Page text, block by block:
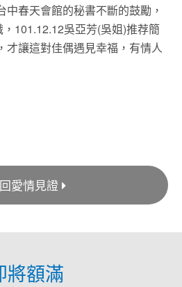
春天會館的秘書不斷的鼓勵，
101.12.12吳亞芳(吳姐)推荐簡
才讓這對佳偶遇見幸福，有情人
愛情見證
將額滿